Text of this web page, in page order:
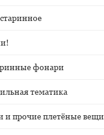
фонари
тематика
и прочие плетёные вещи